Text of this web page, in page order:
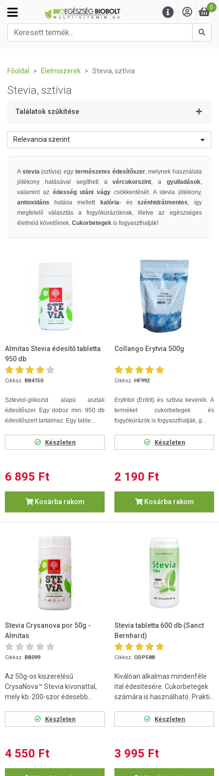
0
Főoldal Élelmiszerek Stevia, sztívia
Stevia, sztívia
Találatok szűkítése
Relevancia szerint
A stevia(sztívia) egy természetes édesítőszer, melynek használata
jótékony hatásával segítheti avércukorszint, agyulladások,
valamint az édesség utáni vágy csökkentését. A stevia jótékony,
antioxidáns
hatása mellett kalória- és szénhidrátmentes, így
megfelelő választás a fogyókúrázóknak, illetve az egészséges
életmód követőinek. Cukorbetegek is fogyaszthatják!
Almitas Stevia édesítő tabletta
950 db
Cikksz. BB4150
Szteviol-glikozid alapú asztali
édesítőszer. Egy doboz min. 950 db
édesítőszert tartalmaz. Egy table...
Készleten
6 895 Ft
Kosárba rakom
Collango Erytvia 500g
Cikksz. HF992
Erytritol (Eritrit) és sztívia keverék. A
terméket cukorbetegek és
fogyókúrázók is fogyaszthatják, g...
Készleten
2 190 Ft
Kosárba rakom
Stevia Crysanova por 50g -
Almitas
Cikksz. BB099
Az 50g-os kiszerelésű
CrysaNova™ Stevia kivonattal,
mely kb. 200-szor édesebb...
Készleten
4 550 Ft
Stevia tabletta 600 db (Sanct
Bernhard)
Cikksz. ODP588
Kiválóan alkalmas mindenféle
ital édesítésére. Cukorbetegek
számára is használható. Prakti...
Készleten
3 995 Ft